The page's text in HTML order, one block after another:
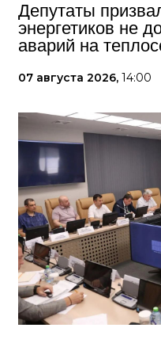
Депутаты
энергетиков не
аварий на
07 августа 2026, 14:00